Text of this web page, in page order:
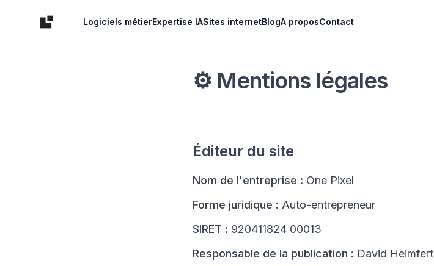
Logo One Pixel, studio de développement web
Logiciels métierExpertise IASites internetBlogA proposContact
⚙️ Mentions légales
Éditeur du site
Nom de l'entreprise : One Pixel
Forme juridique : Auto-entrepreneur
SIRET : 920411824 00013
Responsable de la publication : David Heimfert